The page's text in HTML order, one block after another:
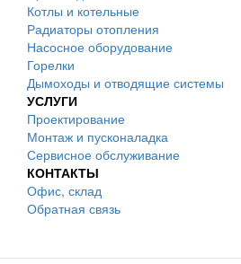
Котлы и котельные
Радиаторы отопления
Насосное оборудование
Горелки
Дымоходы и отводящие системы
УСЛУГИ
Проектирование
Монтаж и пусконаладка
Сервисное обслуживание
КОНТАКТЫ
Офис, склад
Обратная связь